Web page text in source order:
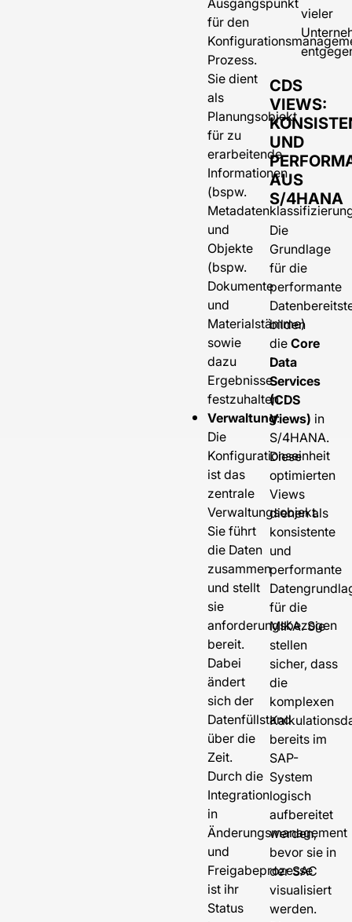
für den
Prozess.
Sie dient
als
Planungsobjekt
für zu
erarbeitende
Informationen
(bspw.
und
Objekte
(bspw.
Dokumente
und
Materialstämme)
sowie
dazu
Ergebnisse
festzuhalten.
Verwaltung:
Die
Konfigurationseinheit
ist das
zentrale
Verwaltungsobjekt.
Sie führt
die Daten
zusammen
und stellt
sie
anforderungsbezogen
bereit.
Dabei
ändert
sich der
Datenfüllstand
über die
Zeit.
Durch die
Integration
in
Änderungsmanagement
und
Freigabeprozesse
ist ihr
Status
vieler
CDS
VIEWS:
UND
AUS
S/4HANA
Die
Grundlage
für die
performante
bilden
dieCore
Data
Services
(CDS
Views) in
S/4HANA.
Diese
optimierten
Views
dienen als
konsistente
und
performante
für die
MIKA. Sie
stellen
sicher, dass
die
komplexen
bereits im
SAP-
System
logisch
aufbereitet
werden,
bevor sie in
der SAC
visualisiert
werden.